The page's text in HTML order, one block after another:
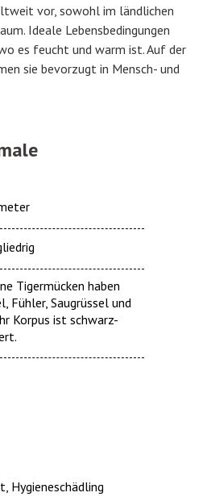
vor, sowohl im ländlichen
Ideale Lebensbedingungen
es feucht und warm ist. Auf der
sie bevorzugt in Mensch- und
Tigermücken haben
Fühler, Saugrüssel und
Korpus ist schwarz-
Hygieneschädling